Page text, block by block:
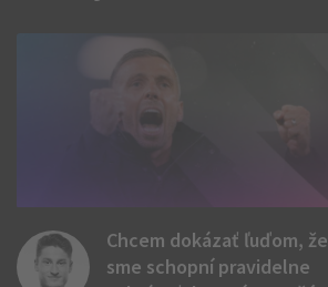
Chcem dokázať ľuďom, že
sme schopní pravidelne